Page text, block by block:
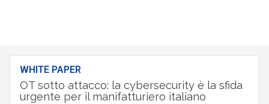
WHITE PAPER
OT sotto attacco: la cybersecurity è la sfida
urgente per il manifatturiero italiano